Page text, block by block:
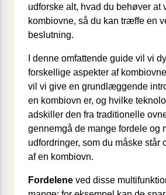
udforske alt, hvad du behøver at
kombiovne, så du kan træffe en
beslutning.
I denne omfattende guide vil vi
forskellige aspekter af
vil vi give en grundlæggende
en kombiovn er, og hvilke
adskiller den fra traditionelle
gennemgå de mange fordele og
udfordringer, som du måske står
af en kombiovn.
Fordelene ved disse